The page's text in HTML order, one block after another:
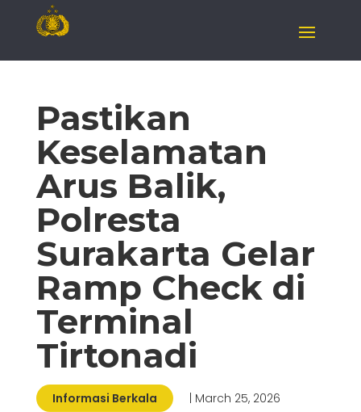
Pastikan
Keselamatan
Arus Balik,
Polresta
Surakarta Gelar
Ramp Check di
Terminal
Tirtonadi
Informasi Berkala | March 25, 2026